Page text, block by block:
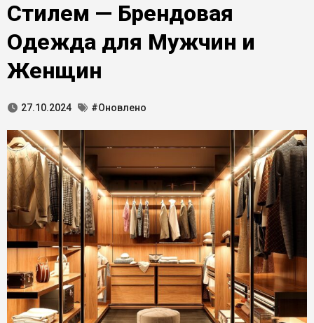
Стилем — Брендовая
Одежда для Мужчин и
Женщин
27.10.2024 #Оновлено